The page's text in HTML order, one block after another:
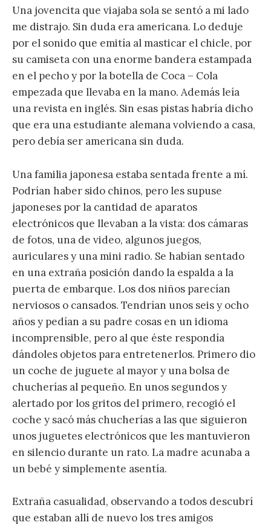
Una jovencita que viajaba sola se sentó a mi lado
me distrajo. Sin duda era americana. Lo deduje
por el sonido que emitía al masticar el chicle, por
su camiseta con una enorme bandera estampada
en el pecho y por la botella de Coca – Cola
empezada que llevaba en la mano. Además leía
una revista en inglés. Sin esas pistas habría dicho
que era una estudiante alemana volviendo a casa,
pero debía ser americana sin duda.
Una familia japonesa estaba sentada frente a mí.
Podrían haber sido chinos, pero les supuse
japoneses por la cantidad de aparatos
electrónicos que llevaban a la vista: dos cámaras
de fotos, una de video, algunos juegos,
auriculares y una mini radio. Se habían sentado
en una extraña posición dando la espalda a la
puerta de embarque. Los dos niños parecían
nerviosos o cansados. Tendrían unos seis y ocho
años y pedían a su padre cosas en un idioma
incomprensible, pero al que éste respondía
dándoles objetos para entretenerlos. Primero dio
un coche de juguete al mayor y una bolsa de
chucherías al pequeño. En unos segundos y
alertado por los gritos del primero, recogió el
coche y sacó más chucherías a las que siguieron
unos juguetes electrónicos que les mantuvieron
en silencio durante un rato. La madre acunaba a
un bebé y simplemente asentía.
Extraña casualidad, observando a todos descubrí
que estaban allí de nuevo los tres amigos